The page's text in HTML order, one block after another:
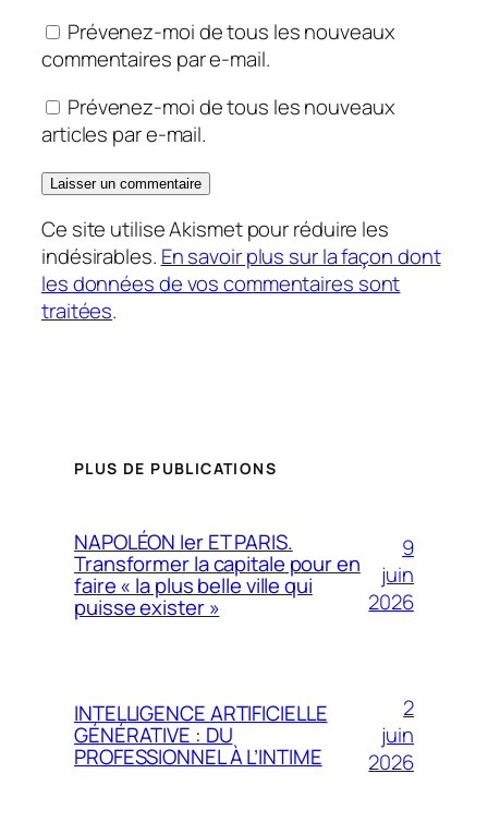
Prévenez-moi de tous les nouveaux
commentaires par e-mail.
Prévenez-moi de tous les nouveaux
articles par e-mail.
Ce site utilise Akismet pour réduire les
indésirables. En savoir plus sur la façon dont
les données de vos commentaires sont
traitées.
PLUS DE PUBLICATIONS
NAPOLÉON Ier ET PARIS.
Transformer la capitale pour en
faire « la plus belle ville qui
puisse exister »
9
juin
2026
INTELLIGENCE ARTIFICIELLE
GÉNÉRATIVE : DU
PROFESSIONNEL À L’INTIME
2
juin
2026